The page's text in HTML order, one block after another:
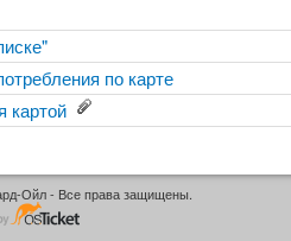
по карте
картой
Ойл - Все права защищены.